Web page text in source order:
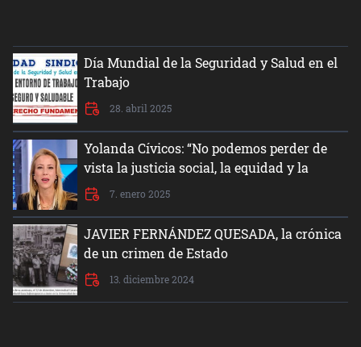
Día Mundial de la Seguridad y Salud en el
Trabajo
28. abril 2025
Yolanda Cívicos: “No podemos perder de
vista la justicia social, la equidad y la
dignidad del ser humano”
7. enero 2025
JAVIER FERNÁNDEZ QUESADA, la crónica
de un crimen de Estado
13. diciembre 2024